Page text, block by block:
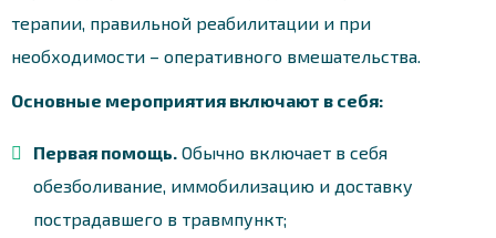
терапии, правильной реабилитации и при
необходимости – оперативного вмешательства.
Основные мероприятия включают в себя:
Первая помощь. Обычно включает в себя
обезболивание, иммобилизацию и доставку
пострадавшего в травмпункт;